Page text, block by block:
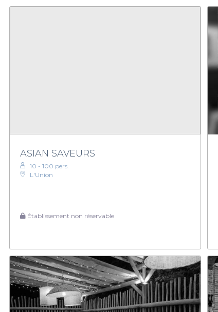
ASIAN SAVEURS
10 - 100 pers.
L'Union
Établissement non réservable